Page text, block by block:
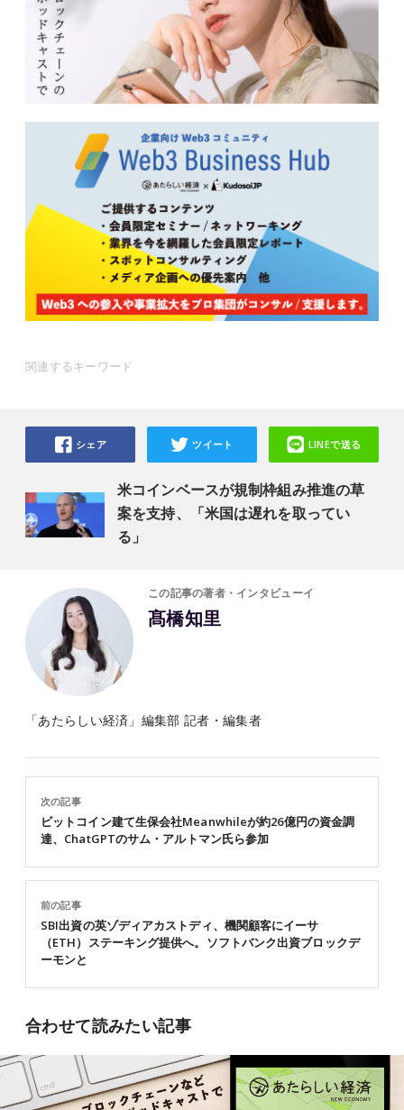
関連するキーワード
米コインベースが規制枠組み推進の草
案を支持、「米国は遅れを取ってい
る」
シェア ツイート LINEで送る
この記事の著者・インタビューイ
髙橋知里
「あたらしい経済」編集部 記者・編集者
前の記事
SBI出資の英ゾディアカストディ、機関顧客にイーサ
（ETH）ステーキング提供へ。ソフトバンク出資ブロックデ
ーモンと
次の記事
ビットコイン建て生保会社Meanwhileが約26億円の資金調
達、ChatGPTのサム・アルトマン氏ら参加
合わせて読みたい記事